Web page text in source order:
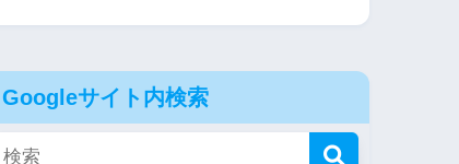
Googleサイト内検索